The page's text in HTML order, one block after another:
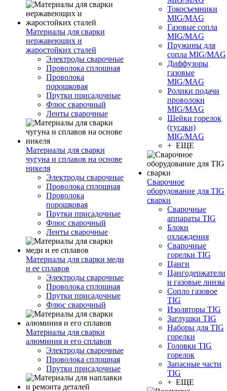
Материалы для сварки
нержавеющих и
жаростойких сталей
Электроды сварочные
Проволока сплошная
Проволока
порошковая
Прутки присадочные
Флюс сварочный
Ленты сварочные
Материалы для сварки
чугуна и сплавов на основе
никеля
Электроды сварочные
Проволока сплошная
Проволока
порошковая
Прутки присадочные
Флюс сварочный
Ленты сварочные
Материалы для сварки меди
и ее сплавов
Электроды сварочные
Проволока сплошная
Прутки присадочные
Флюс сварочный
Материалы для сварки
алюминия и его сплавов
Электроды сварочные
Проволока сплошная
Прутки присадочные
Токосъемники
MIG/MAG
Газовые сопла
MIG/MAG
Пружины для
сопла MIG/MAG
Диффузоры
газовые
MIG/MAG
Ролики подачи
проволоки
MIG/MAG
Шейки горелок
(гусаки)
MIG/MAG
+ ЕЩЕ
Сварочное
оборудование для TIG
сварки
Сварочные
аппараты TIG
Блоки
охлаждения
Сварочные
горелки TIG
Цанги
Цангодержатели
и газовые линзы
Сопло газовое
TIG
Изоляторы TIG
Заглушки TIG
Наборы для TIG
горелки
Головки TIG
горелок
Запасные части
TIG
+ ЕЩЕ